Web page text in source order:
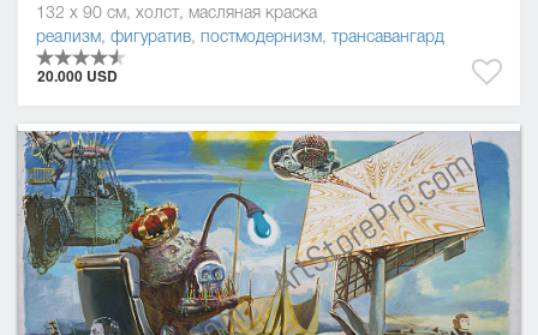
132 x 90 см, холст, масляная краска
реализм, фигуратив, постмодернизм, трансавангард
20.000 USD